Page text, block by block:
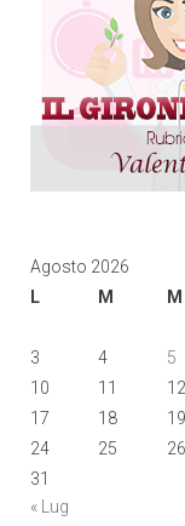
Agosto 2026
L
M M
3
4 5
10
11 12
17
18 19
24
25 26
31
« Lug